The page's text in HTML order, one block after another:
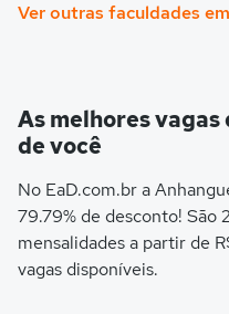
Ver outras faculdades
As melhores
de você
No EaD.com.br a
79.79% de desconto! São
mensalidades a partir de
vagas disponíveis.